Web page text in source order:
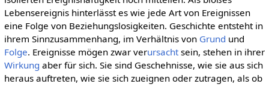
Lebensereignis hinterlässt es wie jede Art von Ereignissen
eine Folge von Beziehungslosigkeiten. Geschichte entsteht in
ihrem Sinnzusammenhang, im Verhältnis von Grund und
Folge. Ereignisse mögen zwar verursachtsein, stehen in ihrer
Wirkung aber für sich. Sie sind Geschehnisse, wie sie aus sich
heraus auftreten, wie sie sich zueignen oder zutragen, als ob